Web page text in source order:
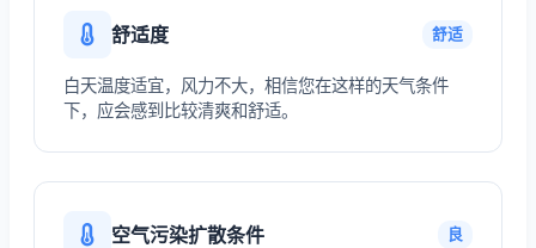
舒适度 舒适
白天温度适宜，风力不大，相信您在这样的天气条件
下，应会感到比较清爽和舒适。
空气污染扩散条件 良